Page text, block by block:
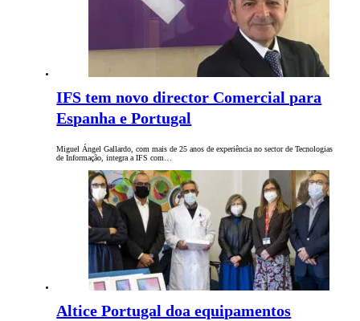
IFS tem novo director Comercial para
Espanha e Portugal
Miguel Ángel Gallardo, com mais de 25 anos de experiência no sector de Tecnologias
de Informação, integra a IFS com…
Altice Portugal doa equipamentos